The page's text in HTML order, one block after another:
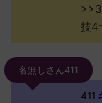
技4
名無しさん411
411